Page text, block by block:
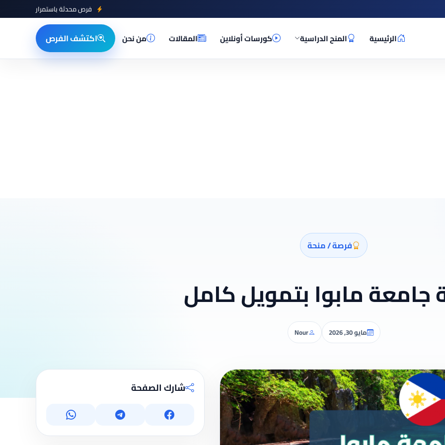
فرص محدثة باستمرار
الرئيسية المنح الدراسية كورسات أونلاين المقالات من نحن اكتشف الفرص
فرصة / منحة
جامعة مابوا بتمويل كامل
مايو 30, 2026 Nour
شارك الصفحة